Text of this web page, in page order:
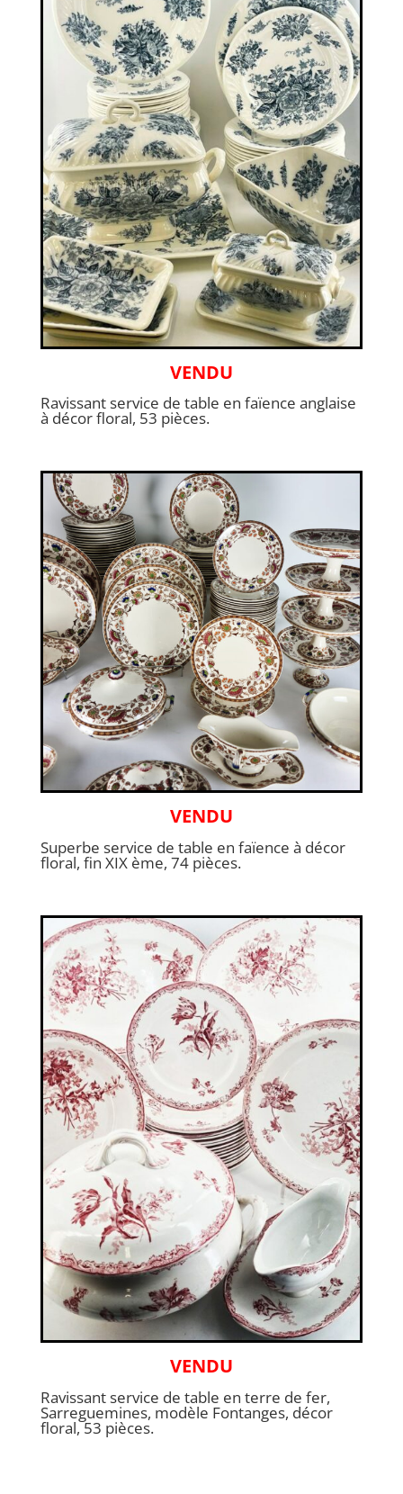
VENDU
Ravissant service de table en faïence anglaise
à décor floral, 53 pièces.
VENDU
Superbe service de table en faïence à décor
floral, fin XIX ème, 74 pièces.
VENDU
Ravissant service de table en terre de fer,
Sarreguemines, modèle Fontanges, décor
floral, 53 pièces.